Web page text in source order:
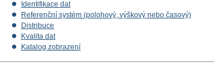
Identifikace dat
Referenční systém (polohový, výškový nebo časový)
Distribuce
Kvalita dat
Katalog zobrazení